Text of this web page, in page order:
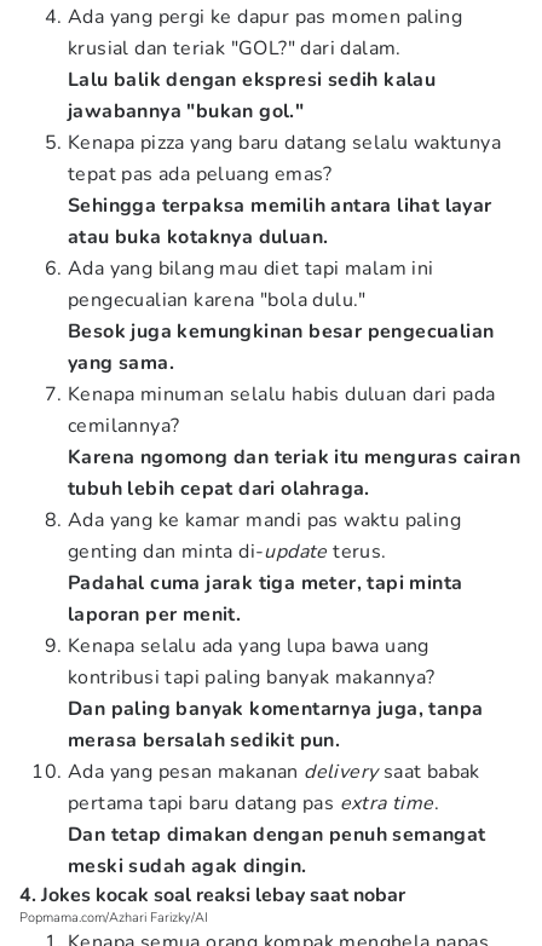
Ada yang pergi ke dapur pas momen paling
krusial dan teriak "GOL?" dari dalam.
Lalu balik dengan ekspresi sedih kalau
jawabannya "bukan gol."
Kenapa pizza yang baru datang selalu waktunya
tepat pas ada peluang emas?
Sehingga terpaksa memilih antara lihat layar
atau buka kotaknya duluan.
Ada yang bilang mau diet tapi malam ini
pengecualian karena "bola dulu."
Besok juga kemungkinan besar pengecualian
yang sama.
Kenapa minuman selalu habis duluan dari pada
cemilannya?
Karena ngomong dan teriak itu menguras cairan
tubuh lebih cepat dari olahraga.
Ada yang ke kamar mandi pas waktu paling
genting dan minta di-update terus.
Padahal cuma jarak tiga meter, tapi minta
laporan per menit.
Kenapa selalu ada yang lupa bawa uang
kontribusi tapi paling banyak makannya?
Dan paling banyak komentarnya juga, tanpa
merasa bersalah sedikit pun.
Ada yang pesan makanan deliverysaat babak
pertama tapi baru datang pas extra time.
Dan tetap dimakan dengan penuh semangat
meski sudah agak dingin.
4. Jokes kocak soal reaksi lebay saat nobar
Popmama.com/Azhari Farizky/AI